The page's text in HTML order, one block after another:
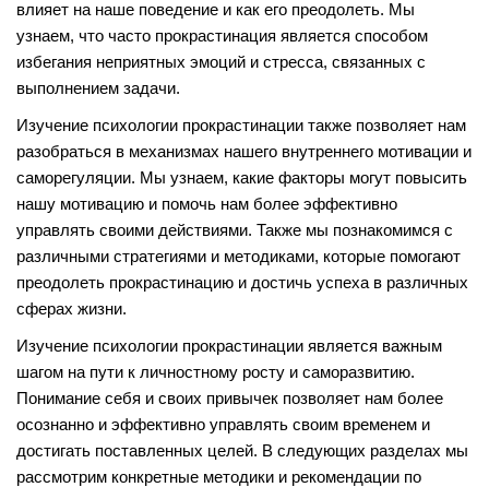
влияет на наше поведение и как его преодолеть. Мы
узнаем, что часто прокрастинация является способом
избегания неприятных эмоций и стресса, связанных с
выполнением задачи.
Изучение психологии прокрастинации также позволяет нам
разобраться в механизмах нашего внутреннего мотивации и
саморегуляции. Мы узнаем, какие факторы могут повысить
нашу мотивацию и помочь нам более эффективно
управлять своими действиями. Также мы познакомимся с
различными стратегиями и методиками, которые помогают
преодолеть прокрастинацию и достичь успеха в различных
сферах жизни.
Изучение психологии прокрастинации является важным
шагом на пути к личностному росту и саморазвитию.
Понимание себя и своих привычек позволяет нам более
осознанно и эффективно управлять своим временем и
достигать поставленных целей. В следующих разделах мы
рассмотрим конкретные методики и рекомендации по